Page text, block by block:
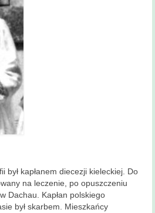
był kapłanem diecezji kieleckiej. Do
na leczenie, po opuszczeniu
Dachau. Kapłan polskiego
był skarbem. Mieszkańcy